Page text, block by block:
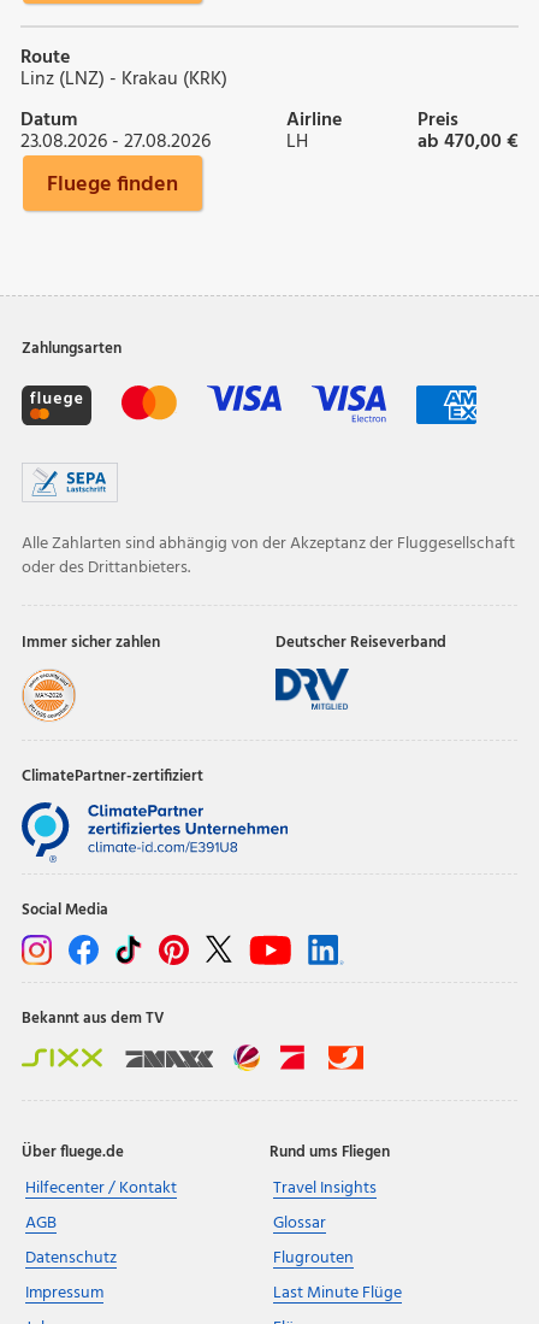
Route
Linz (LNZ) - Krakau (KRK)
Datum
23.08.2026 - 27.08.2026
Airline
LH
Preis
ab 470,00 €
Fluege finden